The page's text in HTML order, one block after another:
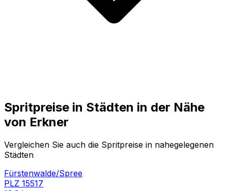
Spritpreise in Städten in der Nähe
von Erkner
Vergleichen Sie auch die Spritpreise in nahegelegenen
Städten
Fürstenwalde/Spree
PLZ 15517